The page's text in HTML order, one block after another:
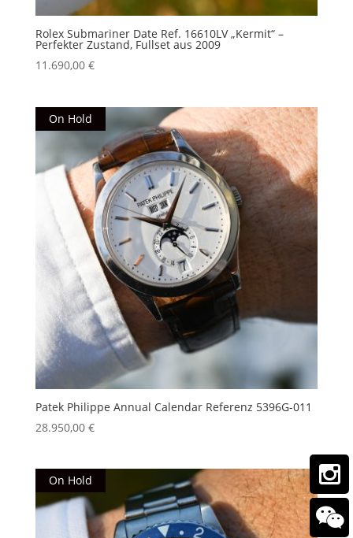
Rolex Submariner Date Ref. 16610LV „Kermit“ –
Perfekter Zustand, Fullset aus 2009
11.690,00 €
On Hold
Patek Philippe Annual Calendar Referenz 5396G-011
28.950,00 €
On Hold